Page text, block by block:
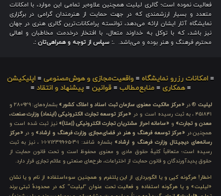
فعالیت نموده است؛ گالری لیلیت همچنین علاوه‌بر تمامی این موارد، با امکانات
متعدد و بسیار ارزشمندی که در جهت حمایت از هنرمندان گرامی در برگزاری
نمایشگاه آثار ایشان ارائه می‌دهد، توانسته پرامکانات‌ترین گالری هنری در جهان
نیز باشد، که با توکل به خداوند متعال، با افتخار درخدمت مخاطبان و اهالی
محترم فرهنگ و هنر بوده و می‌باشد. .: سپاس از توجه و همراهی‌تان :.
≡ امکانات رزرو نمایشگاه ≡ واقعیت‌مجازی و هوش‌مصنوعی ≡ اپلیکیشن
≡همکاری ≡منابع‌مطالب ≡قوانین ≡پیشنهاد و انتقاد ≡
لیلیت ® در «مرکز مالکیت معنوی سازمان ثبت اسناد و املاک کشور»
بشماره‌های: ۲۸۰۹۲۹ و
۴۵۱۸۴۱ ، به ثبت رسیده است و در
«مرکز توسعه تجارت الکترونیکی (اینماد) وزارت صنعت،
معدن و تجارت» و «سامانه احراز مشتریان تجارت الکترونیکی (اِمتا)» نیز ثبت شده است و
همچنین در «مرکز توسعه فرهنگ و هنر در فضای‌مجازی وزارت فرهنگ و ارشاد» و در«مرکز
رسانه‌های دیجیتال وزارت فرهنگ و ارشاد»
بشماره شامَد: ۱-۳-۶۵-۷۱۲۳۹۹-۱-۱ ، نیز به ثبت
رسیده است؛ متعاقباً کلیهٔ حقوق مادی و معنوی محفوظ است و تحت قانون حمایت از
حقوق پدیدآورندگان و قانون حمایت از اختراعات، طرح‌های صنعتی و علائم تجاری قرار دارد.
اخطار! هرگونه کپی و یا الگوبرداری از این پلتفرم و همچنین سوءاستفاده از نام و یا نشان
«لیلیت» و یا هرگونه استفاده و فعالیت تحت عنوان “لیلیت” که در محدودهٔ ثبتی برند